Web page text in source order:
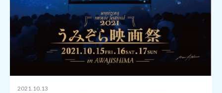
2021.10.13